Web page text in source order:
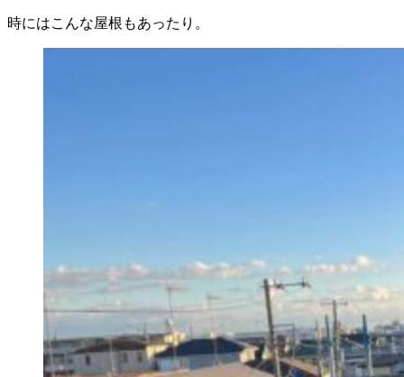
時にはこんな屋根もあったり。